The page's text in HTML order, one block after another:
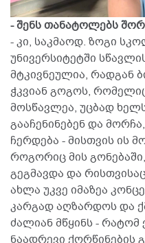
- შენს თანატოლებს
- კი, საკმაოდ. ზოგი
უნივერსიტეტში
მტკივნეულია, რადგან
ჭკვიან გოგოს,
მოსწავლეა, უცბად
გააჩენინებენ და
ჩერდება - მისთვის ის
როგორიც მის
გეგმავდა და
ახლა უკვე იმაზეა
კარგად აღზარდოს და
ძალიან მწყინს -
ნაადრევი ქორწინების